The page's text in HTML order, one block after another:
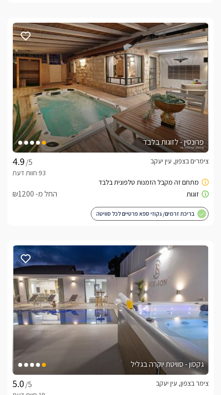
פרונסין - לזוגות בלבד
/5
צימרים בצפון, עין יעקב
החל מ- ₪1200
בריכת זרמים/ גקוזי ספא פרטיים לכל סוויטה
גקסון - סוויטת יוקרה בגליל
/5
צימר בצפון, עין יעקב